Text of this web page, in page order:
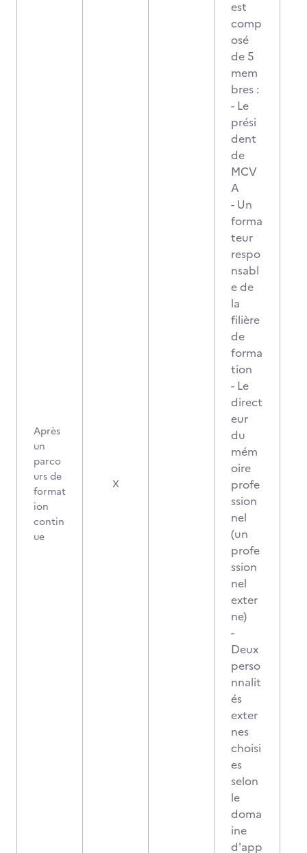
Après
un
parco
urs de
format
ion
contin
ue
X
est
comp
osé
de 5
mem
bres :
- Le
prési
dent
de
MCV
A
- Un
forma
teur
respo
nsabl
e de
la
filière
de
forma
tion
- Le
direct
eur
du
mém
oire
profe
ssion
nel
(un
profe
ssion
nel
exter
ne)
-
Deux
perso
nnalit
és
exter
nes
choisi
es
selon
le
doma
ine
d'app